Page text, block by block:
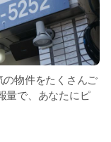
物件をたくさんご
量で、あなたにピ